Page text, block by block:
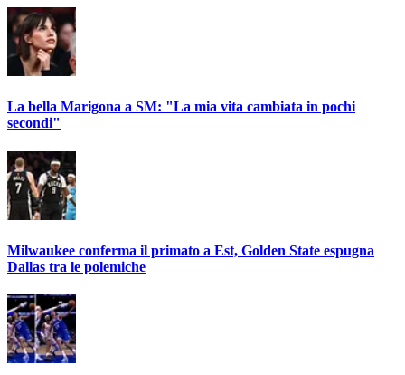
La bella Marigona a SM: "La mia vita cambiata in pochi
secondi"
Milwaukee conferma il primato a Est, Golden State espugna
Dallas tra le polemiche